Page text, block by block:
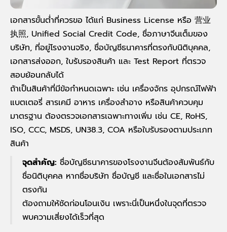
เอกสารขั้นต่ำที่ควรขอ ได้แก่ Business License หรือ 营业
执照, Unified Social Credit Code, ชื่อภาษาจีนเต็มของ
บริษัท, ที่อยู่โรงงานจริง, ชื่อบัญชีธนาคารที่ตรงกับนิติบุคคล,
เอกสารส่งออก, ใบรับรองสินค้า และ Test Report ที่ตรวจ
สอบย้อนกลับได้
ถ้าเป็นสินค้าที่มีข้อกำหนดเฉพาะ เช่น เครื่องจักร อุปกรณ์ไฟฟ้า
แบตเตอรี่ สารเคมี อาหาร เครื่องสำอาง หรือสินค้าควบคุม
มาตรฐาน ต้องตรวจเอกสารเฉพาะทางเพิ่ม เช่น CE, RoHS,
ISO, CCC, MSDS, UN38.3, COA หรือใบรับรองตามประเภท
สินค้า
จุดสำคัญ: ชื่อบัญชีธนาคารของโรงงานจีนต้องสัมพันธ์กับ
ชื่อนิติบุคคล หากชื่อบริษัท ชื่อบัญชี และชื่อในเอกสารไม่
ตรงกัน
ต้องถามให้ชัดก่อนโอนเงิน เพราะนี่เป็นหนึ่งในจุดที่ตรวจ
พบความเสี่ยงได้เร็วที่สุด